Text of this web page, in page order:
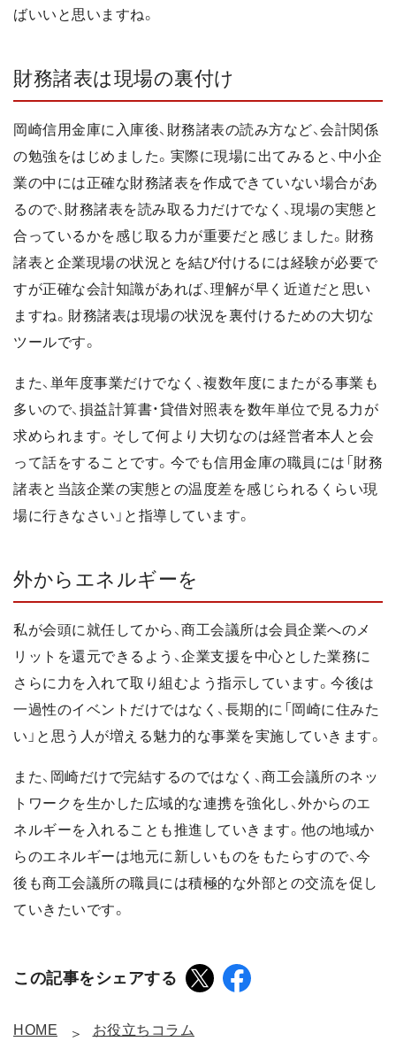
ばいいと思いますね。
財務諸表は現場の裏付け
岡崎信用金庫に入庫後、財務諸表の読み方など、会計関係
の勉強をはじめました。実際に現場に出てみると、中小企
業の中には正確な財務諸表を作成できていない場合があ
るので、財務諸表を読み取る力だけでなく、現場の実態と
合っているかを感じ取る力が重要だと感じました。財務
諸表と企業現場の状況とを結び付けるには経験が必要で
すが正確な会計知識があれば、理解が早く近道だと思い
ますね。財務諸表は現場の状況を裏付けるための大切な
ツールです。
また、単年度事業だけでなく、複数年度にまたがる事業も
多いので、損益計算書・貸借対照表を数年単位で見る力が
求められます。そして何より大切なのは経営者本人と会
って話をすることです。今でも信用金庫の職員には「財務
諸表と当該企業の実態との温度差を感じられるくらい現
場に行きなさい」と指導しています。
外からエネルギーを
私が会頭に就任してから、商工会議所は会員企業へのメ
リットを還元できるよう、企業支援を中心とした業務に
さらに力を入れて取り組むよう指示しています。今後は
一過性のイベントだけではなく、長期的に「岡崎に住みた
い」と思う人が増える魅力的な事業を実施していきます。
また、岡崎だけで完結するのではなく、商工会議所のネッ
トワークを生かした広域的な連携を強化し、外からのエ
ネルギーを入れることも推進していきます。他の地域か
らのエネルギーは地元に新しいものをもたらすので、今
後も商工会議所の職員には積極的な外部との交流を促し
ていきたいです。
この記事をシェアする
HOME お役立ちコラム